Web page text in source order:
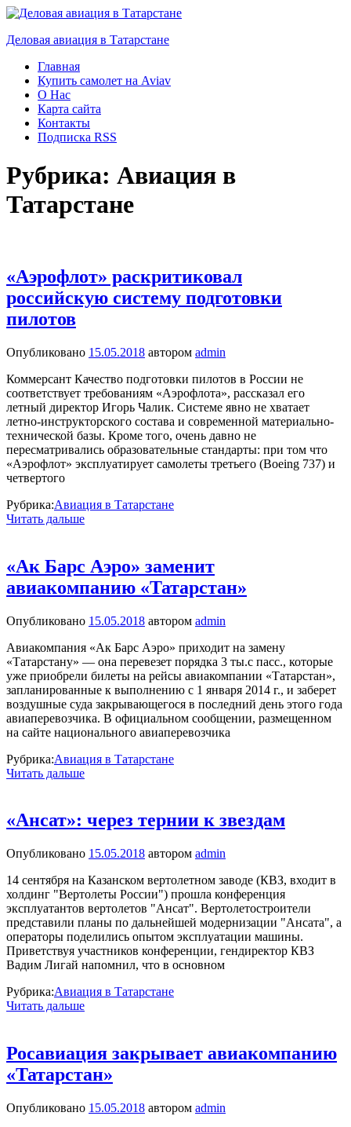
Деловая авиация в Татарстане
Главная
Купить самолет на Aviav
О Нас
Карта сайта
Контакты
Подписка RSS
Рубрика: Авиация в
Татарстане
«Аэрофлот» раскритиковал
российскую систему подготовки
пилотов
Опубликовано 15.05.2018 автором admin
Коммерсант Качество подготовки пилотов в России не
соответствует требованиям «Аэрофлота», рассказал его
летный директор Игорь Чалик. Системе явно не хватает
летно-инструкторского состава и современной материально-
технической базы. Кроме того, очень давно не
пересматривались образовательные стандарты: при том что
«Аэрофлот» эксплуатирует самолеты третьего (Boeing 737) и
четвертого
Рубрика:Авиация в Татарстане
Читать дальше
«Ак Барс Аэро» заменит
авиакомпанию «Татарстан»
Опубликовано 15.05.2018 автором admin
Авиакомпания «Ак Барс Аэро» приходит на замену
«Татарстану» — она перевезет порядка 3 ты.с пасс., которые
уже приобрели билеты на рейсы авиакомпании «Татарстан»,
запланированные к выполнению с 1 января 2014 г., и заберет
воздушные суда закрывающегося в последний день этого года
авиаперевозчика. В официальном сообщении, размещенном
на сайте национального авиаперевозчика
Рубрика:Авиация в Татарстане
Читать дальше
«Ансат»: через тернии к звездам
Опубликовано 15.05.2018 автором admin
14 сентября на Казанском вертолетном заводе (КВЗ, входит в
холдинг "Вертолеты России") прошла конференция
эксплуатантов вертолетов "Ансат". Вертолетостроители
представили планы по дальнейшей модернизации "Ансата", а
операторы поделились опытом эксплуатации машины.
Приветствуя участников конференции, гендиректор КВЗ
Вадим Лигай напомнил, что в основном
Рубрика:Авиация в Татарстане
Читать дальше
Росавиация закрывает авиакомпанию
«Татарстан»
Опубликовано 15.05.2018 автором admin